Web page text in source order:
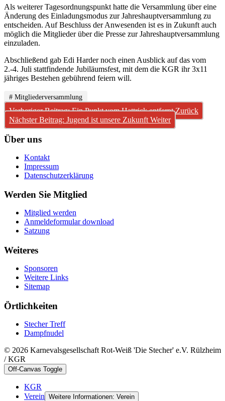
Als weiterer Tagesordnungspunkt hatte die Versammlung über eine
Änderung des Einladungsmodus zur Jahreshauptversammlung zu
entscheiden. Auf Beschluss der Anwesenden ist es in Zukunft auch
möglich die Mitglieder über die Presse zur Jahreshauptversammlung
einzuladen.
Abschließend gab Edi Harder noch einen Ausblick auf das vom
2.-4. Juli stattfindende Jubiläumsfest, mit dem die KGR ihr 3x11
jähriges Bestehen gebührend feiern will.
# Mitgliederversammlung
Vorheriger Beitrag: Ein Punkt vom Hattrick entferntZurück
Nächster Beitrag: Jugend ist unsere Zukunft Weiter
Über uns
Kontakt
Impressum
Datenschutzerklärung
Werden Sie Mitglied
Mitglied werden
Anmeldeformular download
Satzung
Weiteres
Sponsoren
Weitere Links
Sitemap
Örtlichkeiten
Stecher Treff
Dampfnudel
© 2026 Karnevalsgesellschaft Rot-Weiß 'Die Stecher' e.V. Rülzheim
/ KGR
Off-Canvas Toggle
KGR
Verein Weitere Informationen: Verein